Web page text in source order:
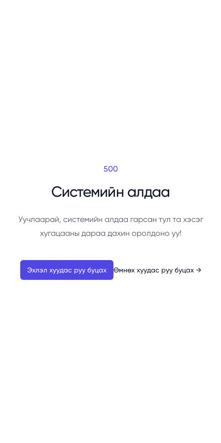
500
Системийн алдаа
Уучлаарай, системийн алдаа гарсан тул та хэсэг
хугацааны дараа дахин оролдоно уу!
Эхлэл хуудас руу буцах Өмнөх хуудас руу буцах →